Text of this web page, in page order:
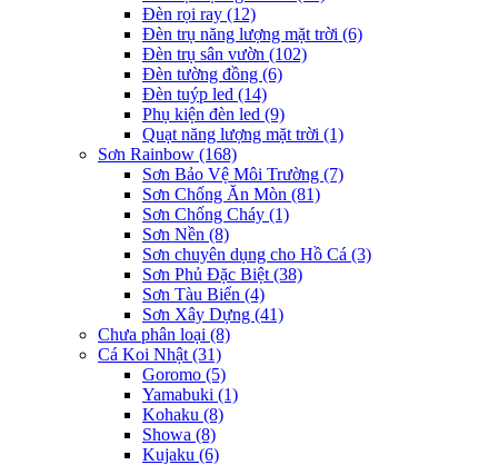
Đèn rọi ray (12)
Đèn trụ năng lượng mặt trời (6)
Đèn trụ sân vườn (102)
Đèn tường đồng (6)
Đèn tuýp led (14)
Phụ kiện đèn led (9)
Quạt năng lượng mặt trời (1)
Sơn Rainbow (168)
Sơn Bảo Vệ Môi Trường (7)
Sơn Chống Ăn Mòn (81)
Sơn Chống Cháy (1)
Sơn Nền (8)
Sơn chuyên dụng cho Hồ Cá (3)
Sơn Phủ Đặc Biệt (38)
Sơn Tàu Biển (4)
Sơn Xây Dựng (41)
Chưa phân loại (8)
Cá Koi Nhật (31)
Goromo (5)
Yamabuki (1)
Kohaku (8)
Showa (8)
Kujaku (6)